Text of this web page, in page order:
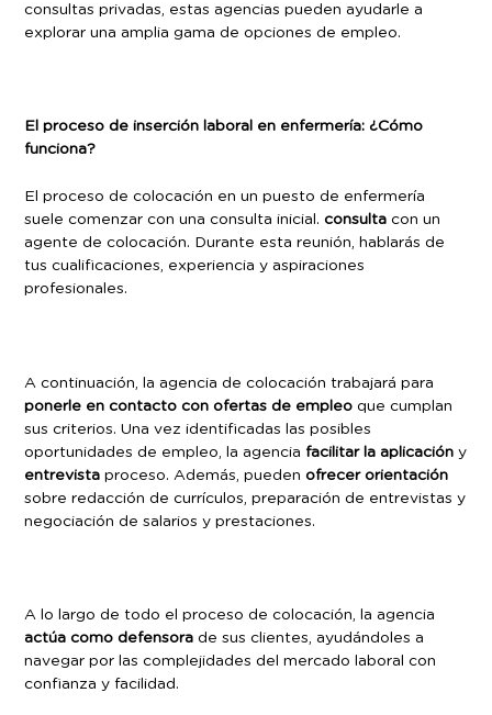
consultas privadas, estas agencias pueden ayudarle a
explorar una amplia gama de opciones de empleo.
El proceso de inserción laboral en enfermería: ¿Cómo
funciona?
El proceso de colocación en un puesto de enfermería
suele comenzar con una consulta inicial. consulta con un
agente de colocación. Durante esta reunión, hablarás de
tus cualificaciones, experiencia y aspiraciones
profesionales.
A continuación, la agencia de colocación trabajará para
ponerle en contacto con ofertas de empleo que cumplan
sus criterios. Una vez identificadas las posibles
oportunidades de empleo, la agencia facilitar la aplicación y
entrevista proceso. Además, pueden ofrecer orientación
sobre redacción de currículos, preparación de entrevistas y
negociación de salarios y prestaciones.
A lo largo de todo el proceso de colocación, la agencia
actúa como defensora de sus clientes, ayudándoles a
navegar por las complejidades del mercado laboral con
confianza y facilidad.